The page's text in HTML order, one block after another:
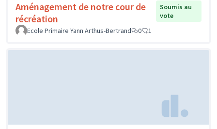
Aménagement de notre cour de
récréation
Soumis au
vote
Ecole Primaire Yann Arthus-Bertrand
0 1